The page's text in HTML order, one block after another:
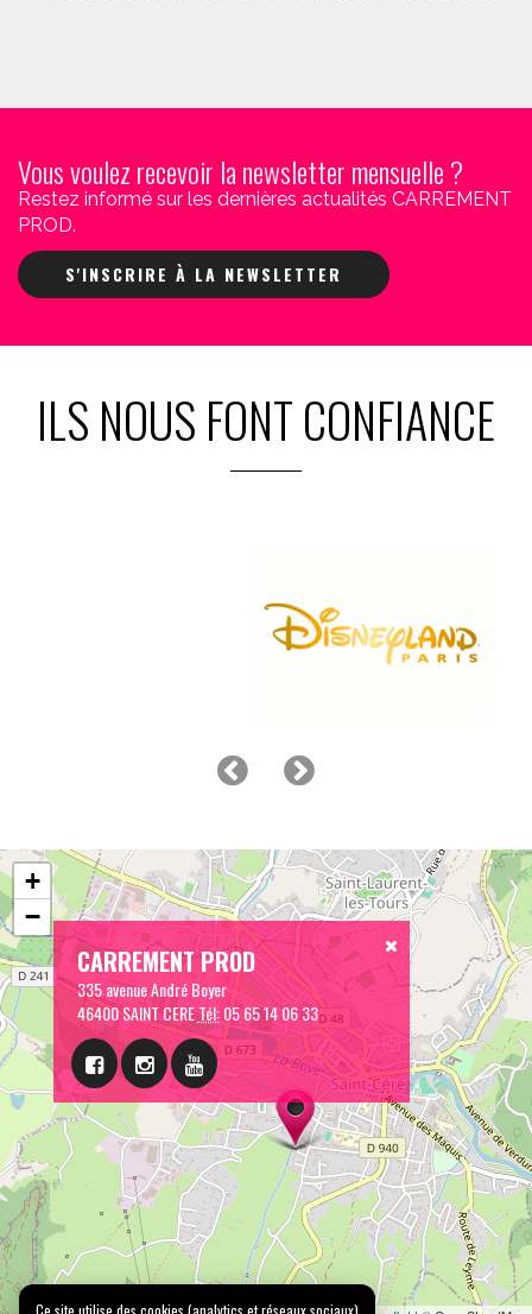
Vous voulez recevoir la newsletter mensuelle ?
Restez informé sur les dernières actualités CARREMENT
PROD.
S'INSCRIRE À LA NEWSLETTER
ILS NOUS FONT CONFIANCE
CARREMENT PROD
335 avenue André Boyer
46400 SAINT CERETél: 05 65 14 06 33
+
−
Ce site utilise des cookies (analytics et réseaux sociaux)